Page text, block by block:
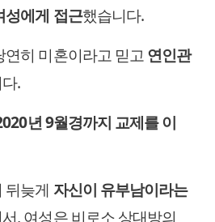
성에게 접근했습니다.
연히 미혼이라고 믿고연인관
.
년 9월경까지 교제를 이
뒤늦게 자신이 유부남이라는
, 여성은 비로소 상대방의